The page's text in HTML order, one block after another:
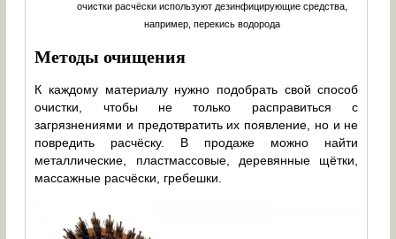
очистки расчёски используют дезинфицирующие средства,
например, перекись водорода
Методы очищения
К каждому материалу нужно подобрать свой способ
очистки, чтобы не только расправиться с
загрязнениями и предотвратить их появление, но и не
повредить расчёску. В продаже можно найти
металлические, пластмассовые, деревянные щётки,
массажные расчёски, гребешки.